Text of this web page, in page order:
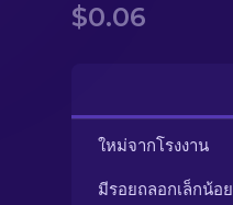
$0.06
ใหม่จากโรงงาน
มีรอยถลอกเล็กน้อย